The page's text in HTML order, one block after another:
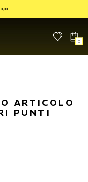
0
ARTICOLO
PUNTI